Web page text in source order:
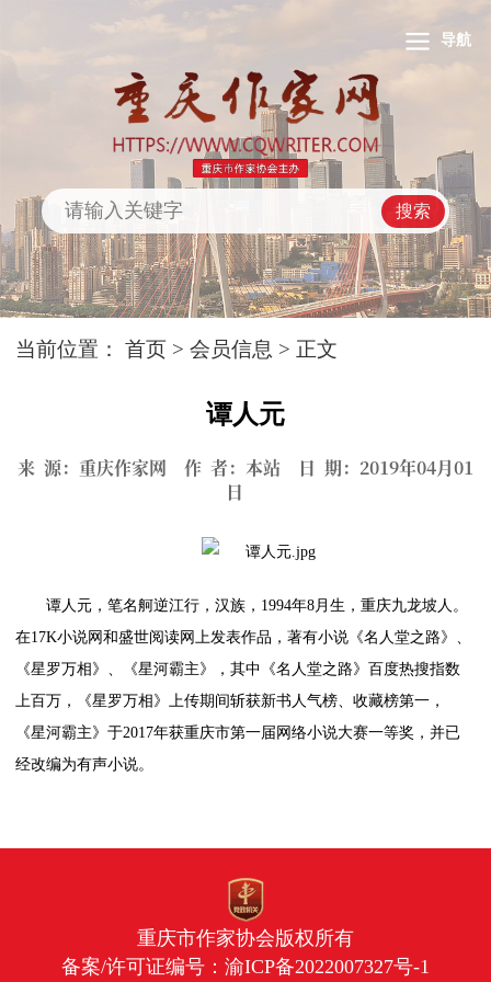
导航
搜索
当前位置：首页 >会员信息 > 正文
谭人元
来 源：重庆作家网 作 者：本站 日 期：2019年04月01
日
谭人元，笔名舸逆江行，汉族， 1994年8月生 ，重庆九龙坡人。
在17K小说网和盛世阅读网上发表作品，著有小说《名人堂之路》、
《星罗万相》、《星河霸主》，其中《名人堂之路》百度热搜指数
上百万，《星罗万相》上传期间斩获新书人气榜、收藏榜第一，
《星河霸主》于2017年获重庆市第一届网络小说大赛一等奖，并已
经改编为有声小说。
重庆市作家协会版权所有
备案/许可证编号： 渝ICP备2022007327号-1